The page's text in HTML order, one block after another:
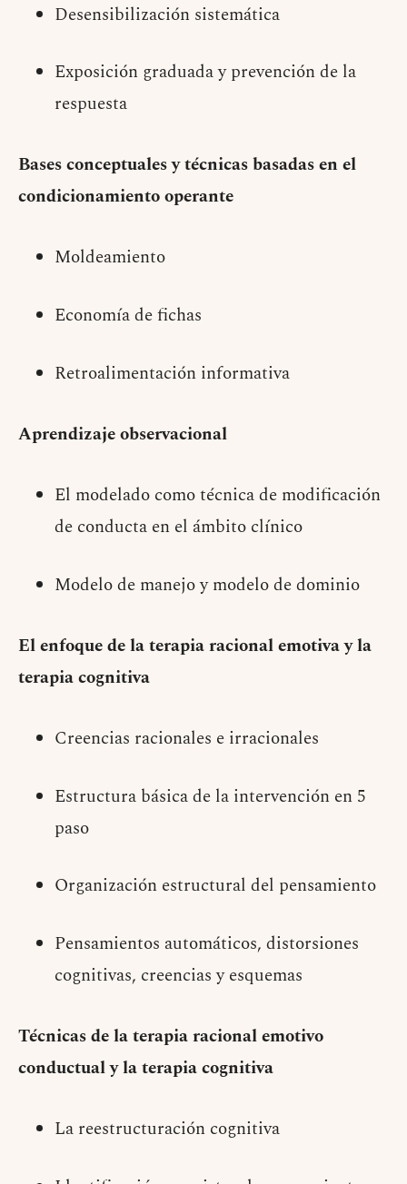
Desensibilización sistemática
Exposición graduada y prevención de la
respuesta
Bases conceptuales y técnicas basadas en el
condicionamiento operante
Moldeamiento
Economía de fichas
Retroalimentación informativa
Aprendizaje observacional
El modelado como técnica de modificación
de conducta en el ámbito clínico
Modelo de manejo y modelo de dominio
El enfoque de la terapia racional emotiva y la
terapia cognitiva
Creencias racionales e irracionales
Estructura básica de la intervención en 5
paso
Organización estructural del pensamiento
Pensamientos automáticos, distorsiones
cognitivas, creencias y esquemas
Técnicas de la terapia racional emotivo
conductual y la terapia cognitiva
La reestructuración cognitiva